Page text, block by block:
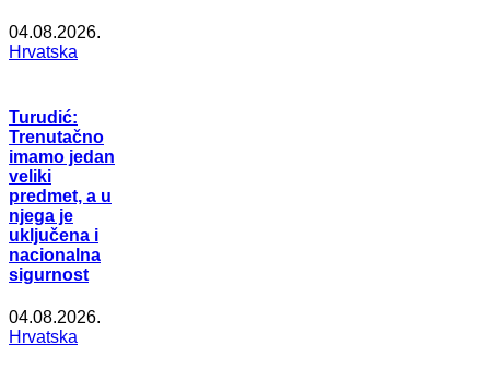
04.08.2026.
Hrvatska
Turudić:
Trenutačno
imamo jedan
veliki
predmet, a u
njega je
uključena i
nacionalna
sigurnost
04.08.2026.
Hrvatska